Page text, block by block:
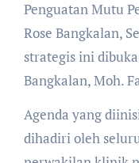
Penguatan Mutu
Rose Bangkalan,
strategis ini
Bangkalan, Moh.
​Agenda yang
dihadiri oleh